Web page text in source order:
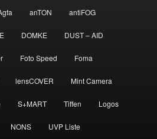
anTON antiFOG
DOMKE DUST – AID
Foto Speed Foma
lensCOVER Mint Camera
S+MART Tiffen Logos
NONS UVP Liste